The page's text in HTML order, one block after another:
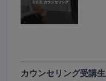
カウンセリング受講